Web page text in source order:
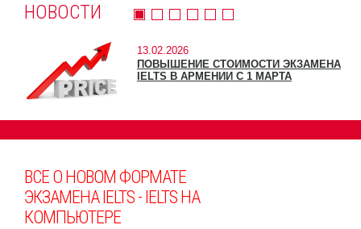
НОВОСТИ
13.02.2026
ПОВЫШЕНИЕ СТОИМОСТИ ЭКЗАМЕНА
IELTS В АРМЕНИИ С 1 МАРТА
ВСЕ О НОВОМ ФОРМАТЕ
ЭКЗАМЕНА IELTS - IELTS НА
КОМПЬЮТЕРЕ